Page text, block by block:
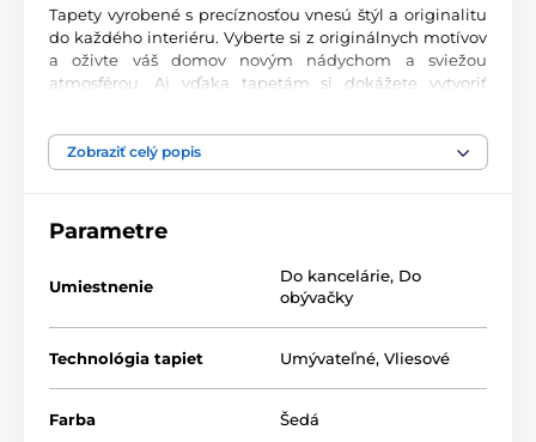
Tapety vyrobené s precíznosťou vnesú štýl a originalitu
do každého interiéru. Vyberte si z originálnych motívov
a oživte váš domov novým nádychom a sviežou
atmosférou. Aj vďaka tapetám si dokážete vytvoriť
Najvyššia kvalita tlače
miestnosti. Tlačia sa na kvalitný vlies s jemným
technológii sa vyznačujú výbornou odolnosťou a
Dostupné rozmery a typy tapiet (v cm – šírka x
výška)
Zobraziť celý popis
Parametre
Umiestnenie
Do kancelárie, Do
obývačky
Technológia tapiet Umývateľné, Vliesové
Farba Šedá